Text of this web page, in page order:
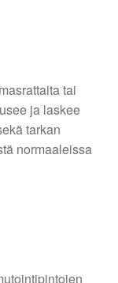
tai
ja laskee
tarkan
normaaleissa